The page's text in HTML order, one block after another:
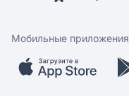
Обратная связь
Скидки и акции
Мобильное приложение
Мобильные приложения